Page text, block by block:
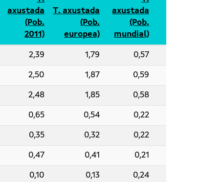
axustada
(Pob.
2011)
T. axustada
(Pob.
europea)
axustada
(Pob.
mundial)
2,39 1,79 0,57
2,50 1,87 0,59
2,48 1,85 0,58
0,65 0,54 0,22
0,35 0,32 0,22
0,47 0,41 0,21
0,10 0,13 0,24